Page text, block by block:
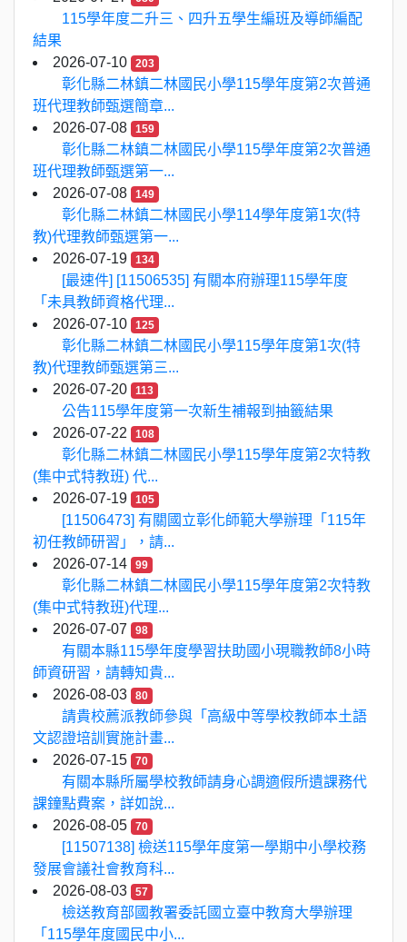
115學年度二升三、四升五學生編班及導師編配
結果
2026-07-10
203
彰化縣二林鎮二林國民小學115學年度第2次普通
班代理教師甄選簡章...
2026-07-08
159
彰化縣二林鎮二林國民小學115學年度第2次普通
班代理教師甄選第一...
2026-07-08
149
彰化縣二林鎮二林國民小學114學年度第1次(特
教)代理教師甄選第一...
2026-07-19
134
[最速件] [11506535] 有關本府辦理115學年度
「未具教師資格代理...
2026-07-10
125
彰化縣二林鎮二林國民小學115學年度第1次(特
教)代理教師甄選第三...
2026-07-20
113
公告115學年度第一次新生補報到抽籤結果
2026-07-22
108
彰化縣二林鎮二林國民小學115學年度第2次特教
(集中式特教班) 代...
2026-07-19
105
[11506473] 有關國立彰化師範大學辦理「115年
初任教師研習」，請...
2026-07-14
99
彰化縣二林鎮二林國民小學115學年度第2次特教
(集中式特教班)代理...
2026-07-07
98
有關本縣115學年度學習扶助國小現職教師8小時
師資研習，請轉知貴...
2026-08-03
80
請貴校薦派教師參與「高級中等學校教師本土語
文認證培訓實施計畫...
2026-07-15
70
有關本縣所屬學校教師請身心調適假所遺課務代
課鐘點費案，詳如說...
2026-08-05
70
[11507138] 檢送115學年度第一學期中小學校務
發展會議社會教育科...
2026-08-03
57
檢送教育部國教署委託國立臺中教育大學辦理
「115學年度國民中小...